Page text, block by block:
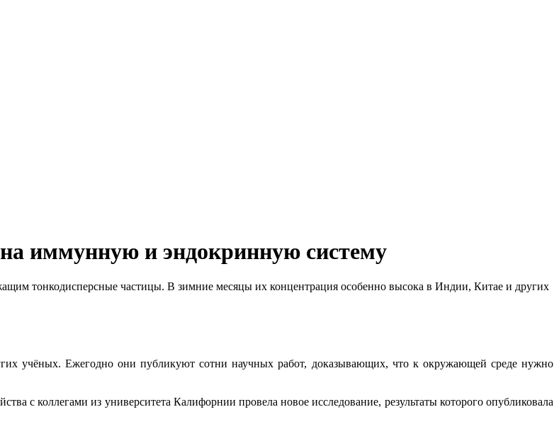
иммунную и эндокринную систему
тонкодисперсные частицы. В зимние месяцы их концентрация особенно высока в Индии, Китае и других
учёных. Ежегодно они публикуют сотни научных работ, доказывающих, что к окружающей среде нужно
с коллегами из университета Калифорнии провела новое исследование, результаты которого опубликовала